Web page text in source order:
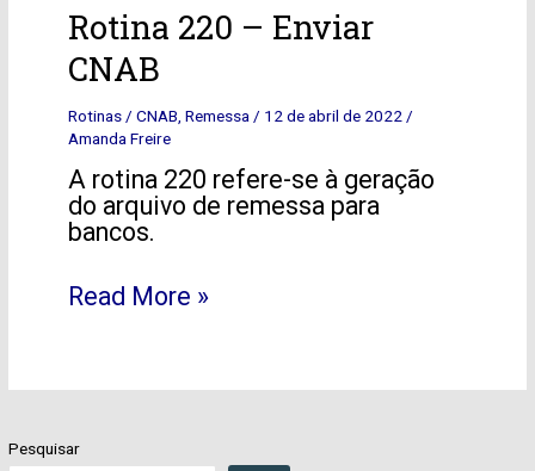
Pesquisar
Rotina 220 – Enviar
CNAB
Rotinas/CNAB,Remessa/ 12 de abril de 2022/
Amanda Freire
A rotina 220 refere-se à geração
do arquivo de remessa para
bancos.
Rotina
220
–
CNAB
Read More »